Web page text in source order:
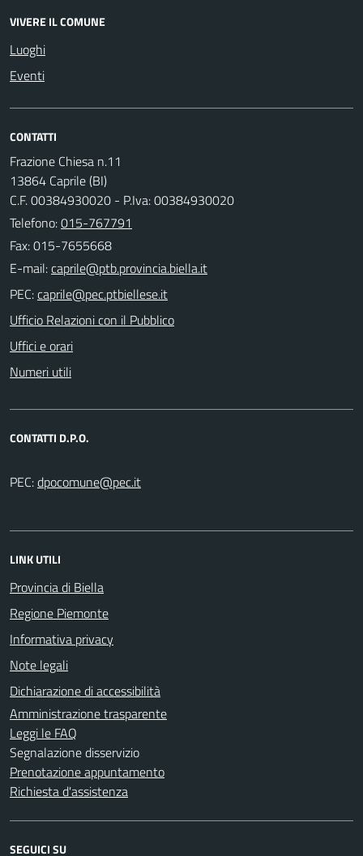
VIVERE IL COMUNE
Luoghi
Eventi
CONTATTI
Frazione Chiesa n.11
13864 Caprile (BI)
C.F. 00384930020 - P.Iva: 00384930020
Telefono:015-767791
Fax: 015-7655668
E-mail:
PEC:
Ufficio Relazioni con il Pubblico
Uffici e orari
Numeri utili
CONTATTI D.P.O.
PEC:
LINK UTILI
Provincia di Biella
Regione Piemonte
Informativa privacy
Note legali
Dichiarazione di accessibilità
Amministrazione trasparente
Leggi le FAQ
Segnalazione disservizio
Prenotazione appuntamento
Richiesta d'assistenza
SEGUICI SU